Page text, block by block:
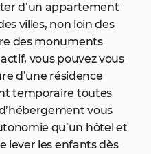
d’un appartement
villes, non loin des
des monuments
vous pouvez vous
d’une résidence
temporaire toutes
vous
qu’un hôtel et
lever les enfants dès